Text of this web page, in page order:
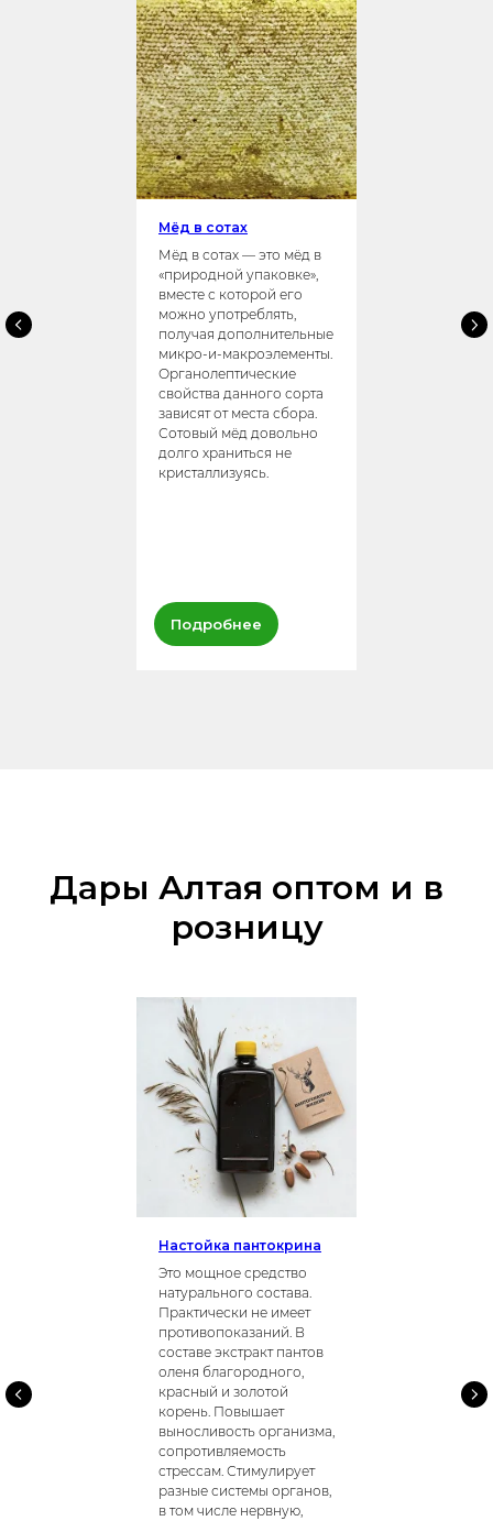
Мёд в сотах
Мёд в сотах — это мёд в
«природной упаковке»,
вместе с которой его
можно употреблять,
получая дополнительные
микро-и-макроэлементы.
Органолептические
свойства данного сорта
зависят от места сбора.
Сотовый мёд довольно
долго храниться не
кристаллизуясь.
Подробнее
Дары Алтая оптом и в
розницу
Настойка пантокрина
Это мощное средство
натурального состава.
Практически не имеет
противопоказаний. В
составе экстракт пантов
оленя благородного,
красный и золотой
корень. Повышает
выносливость организма,
сопротивляемость
стрессам. Стимулирует
разные системы органов,
в том числе нервную,